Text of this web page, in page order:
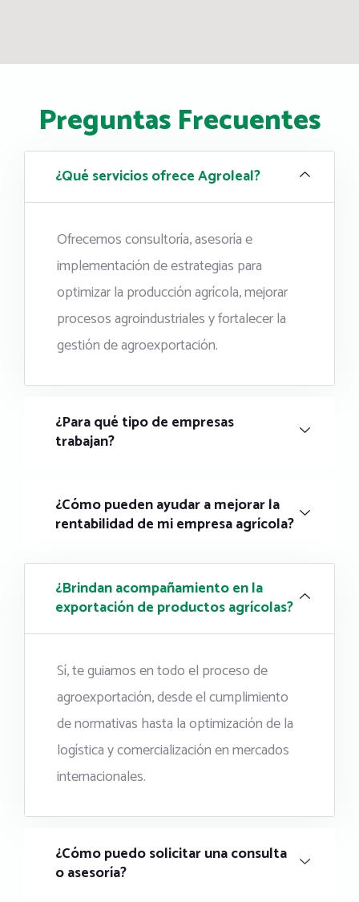
Preguntas Frecuentes
¿Qué servicios ofrece Agroleal?
Ofrecemos consultoría, asesoría e
implementación de estrategias para
optimizar la producción agrícola, mejorar
procesos agroindustriales y fortalecer la
gestión de agroexportación.
¿Para qué tipo de empresas
trabajan?
¿Cómo pueden ayudar a mejorar la
rentabilidad de mi empresa agrícola?
¿Brindan acompañamiento en la
exportación de productos agrícolas?
Sí, te guiamos en todo el proceso de
agroexportación, desde el cumplimiento
de normativas hasta la optimización de la
logística y comercialización en mercados
internacionales.
¿Cómo puedo solicitar una consulta
o asesoría?